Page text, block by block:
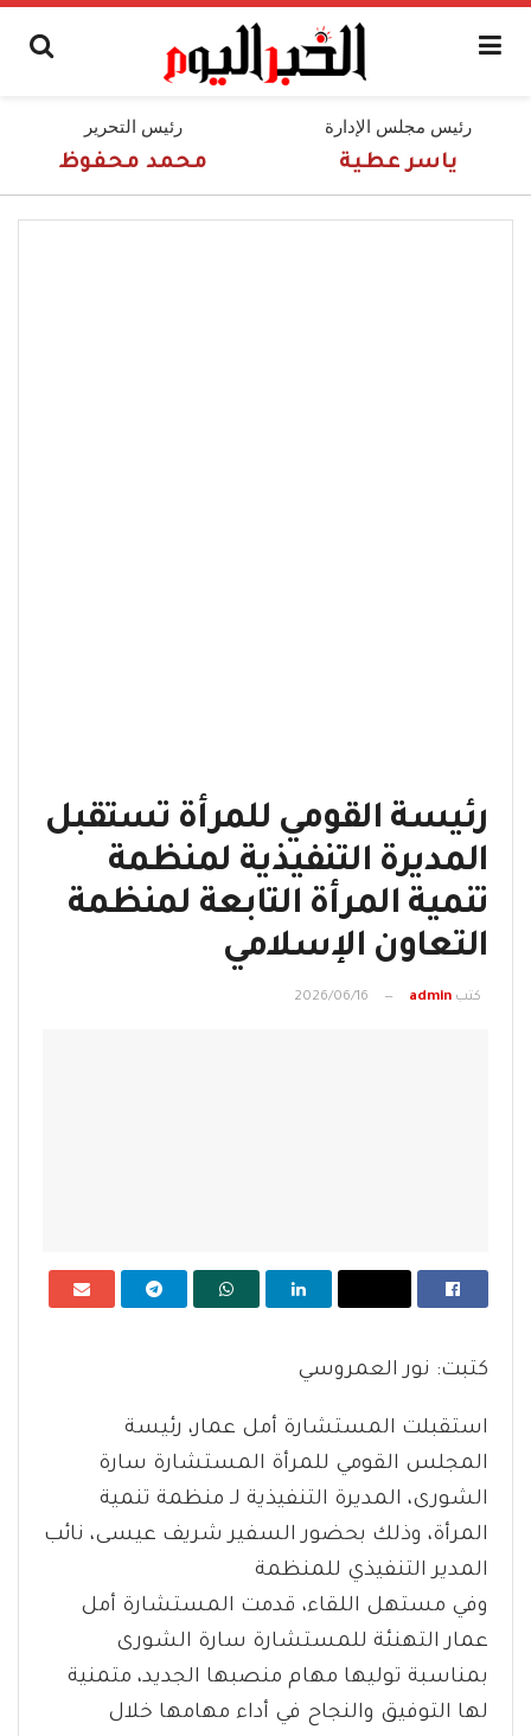
رئيس مجلس الإدارة
ياسر عطية
رئيس التحرير
محمد محفوظ
رئيسة القومي للمرأة تستقبل
المديرة التنفيذية لمنظمة
تنمية المرأة التابعة لمنظمة
التعاون الإسلامي
كتب admin
2026/06/16
كتبت: نور العمروسي
استقبلت المستشارة أمل عمار، رئيسة
المجلس القومي للمرأة المستشارة سارة
الشورى، المديرة التنفيذية لـ منظمة تنمية
المرأة، وذلك بحضور السفير شريف عيسى، نائب
المدير التنفيذي للمنظمة
وفي مستهل اللقاء، قدمت المستشارة أمل
عمار التهنئة للمستشارة سارة الشورى
بمناسبة توليها مهام منصبها الجديد، متمنية
لها التوفيق والنجاح في أداء مهامها خلال